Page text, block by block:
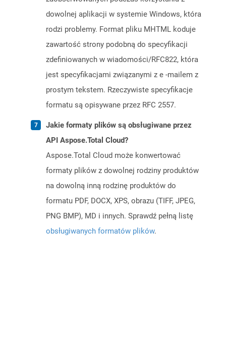
dowolnej aplikacji w systemie Windows, która
rodzi problemy. Format pliku MHTML koduje
zawartość strony podobną do specyfikacji
zdefiniowanych w wiadomości/RFC822, która
jest specyfikacjami związanymi z e -mailem z
prostym tekstem. Rzeczywiste specyfikacje
formatu są opisywane przez RFC 2557.
Jakie formaty plików są obsługiwane przez
API Aspose.Total Cloud?
Aspose.Total Cloud może konwertować
formaty plików z dowolnej rodziny produktów
na dowolną inną rodzinę produktów do
formatu PDF, DOCX, XPS, obrazu (TIFF, JPEG,
PNG BMP), MD i innych. Sprawdź pełną listę
obsługiwanych formatów plików.